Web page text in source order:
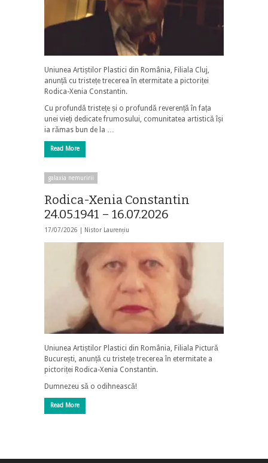
Uniunea Artiștilor Plastici din România, Filiala Cluj,
anunță cu tristețe trecerea în etermitate a pictoriței
Rodica-Xenia Constantin.
Cu profundă tristețe și o profundă reverență în fața
unei vieți dedicate frumosului, comunitatea artistică își
ia rămas bun de la …
Read More
galaxia nemuririi
Rodica-Xenia Constantin
24.05.1941 – 16.07.2026
17/07/2026 | Nistor Laurențiu
Uniunea Artiștilor Plastici din România, Filiala Pictură
București, anunță cu tristețe trecerea în etermitate a
pictoriței Rodica-Xenia Constantin.
Dumnezeu să o odihnească!
Read More